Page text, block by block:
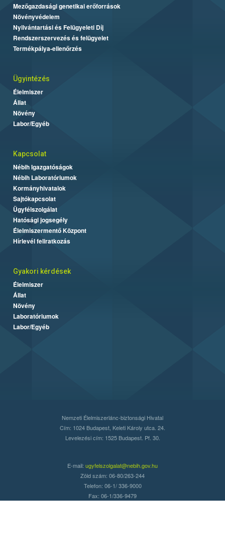
Mezőgazdasági genetikai erőforrások
Növényvédelem
Nyilvántartási és Felügyeleti Díj
Rendszerszervezés és felügyelet
Termékpálya-ellenőrzés
Ügyintézés
Élelmiszer
Állat
Növény
Labor/Egyéb
Kapcsolat
Nébih Igazgatóságok
Nébih Laboratóriumok
Kormányhivatalok
Sajtókapcsolat
Ügyfélszolgálat
Hatósági jogsegély
Élelmiszermentő Központ
Hírlevél feliratkozás
Gyakori kérdések
Élelmiszer
Állat
Növény
Laboratóriumok
Labor/Egyéb
Nemzeti Élelmiszerlánc-biztonsági Hivatal
Cím: 1024 Budapest, Keleti Károly utca. 24.
Levelezési cím: 1525 Budapest. Pf. 30.
E-mail: ugyfelszolgalat@nebih.gov.hu
Zöld szám: 06-80/263-244
Telefon: 06-1/ 336-9000
Fax: 06-1/336-9479